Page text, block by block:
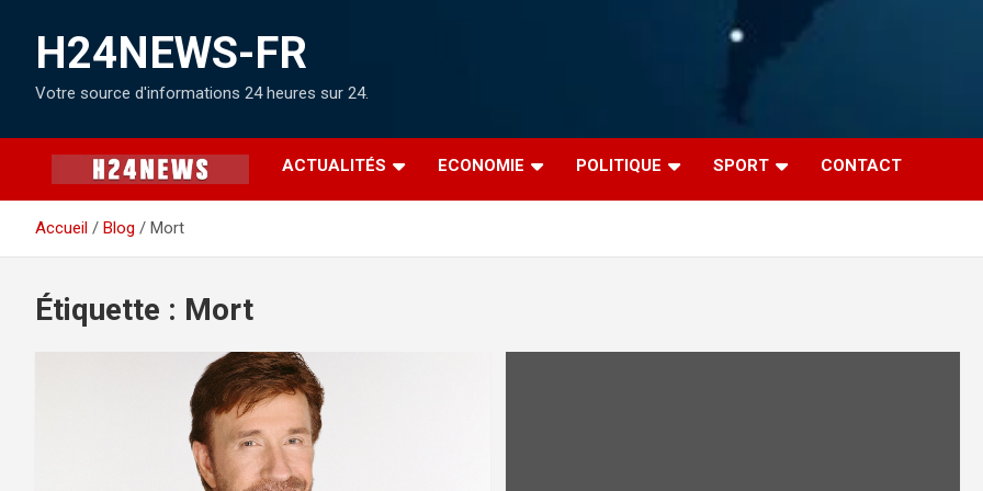
H24NEWS-FR
Votre source d'informations 24 heures sur 24.
ACTUALITÉS ECONOMIE POLITIQUE SPORT CONTACT
Accueil Blog Mort
Étiquette : Mort